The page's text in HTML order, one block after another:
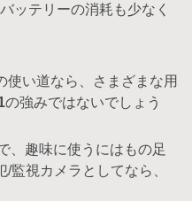
ッテリーの消耗も少なく
使い道なら、さまざまな用
の強みではないでしょう
、趣味に使うにはもの足
監視カメラとしてなら、